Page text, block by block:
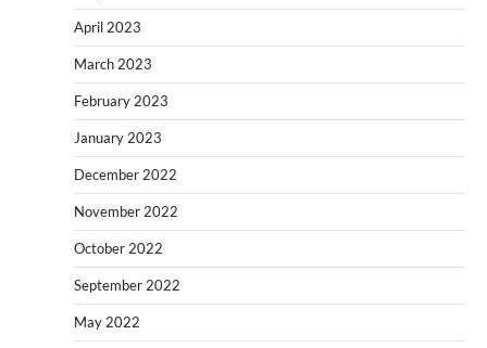
April 2023
March 2023
February 2023
January 2023
December 2022
November 2022
October 2022
September 2022
May 2022